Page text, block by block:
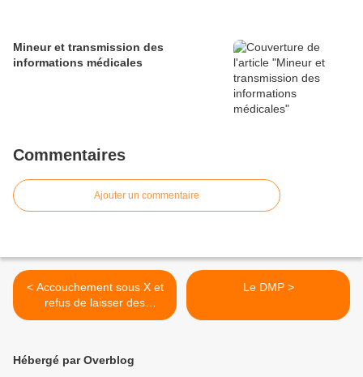
Mineur et transmission des
informations médicales
Commentaires
Ajouter un commentaire
< Accouchement sous X et
refus de laisser des
informations
Le DMP >
Hébergé par Overblog